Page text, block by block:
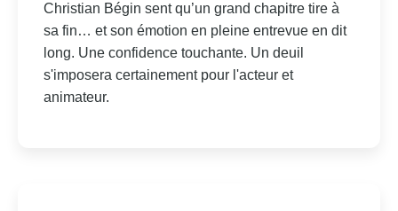
Christian Bégin sent qu’un grand chapitre tire à
sa fin… et son émotion en pleine entrevue en dit
long. Une confidence touchante. Un deuil
s'imposera certainement pour l'acteur et
animateur.